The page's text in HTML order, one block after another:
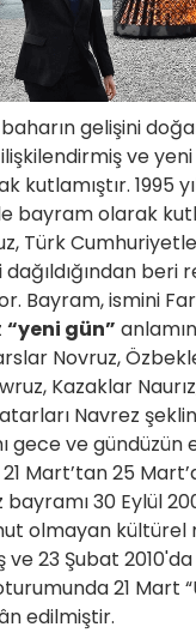
gelişini
ve yeni
kutlamıştır. 1995
bayram olarak
Türk
beri
Bayram, ismini
“yeni gün”
Novruz,
Kazaklar
Navrez
gece ve gündüzün
Mart’tan 25
30 Eylül
olmayan kültürel
ve 23 Şubat
21 Mart
edilmiştir.